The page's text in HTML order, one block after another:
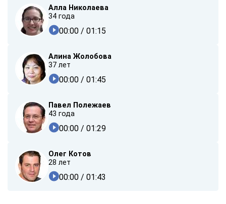
Алла Николаева
34 года
00:00 / 01:15
Алина Жолобова
37 лет
00:00 / 01:45
Павел Полежаев
43 года
00:00 / 01:29
Олег Котов
28 лет
00:00 / 01:43